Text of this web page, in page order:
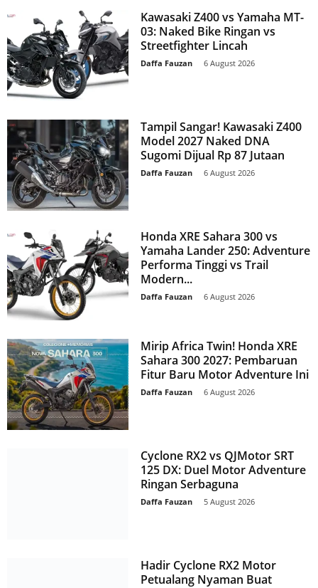
Kawasaki Z400 vs Yamaha MT-
03: Naked Bike Ringan vs
Streetfighter Lincah
Daffa Fauzan 6 August 2026
Tampil Sangar! Kawasaki Z400
Model 2027 Naked DNA
Sugomi Dijual Rp 87 Jutaan
Daffa Fauzan 6 August 2026
Honda XRE Sahara 300 vs
Yamaha Lander 250: Adventure
Performa Tinggi vs Trail
Modern...
Daffa Fauzan 6 August 2026
Mirip Africa Twin! Honda XRE
Sahara 300 2027: Pembaruan
Fitur Baru Motor Adventure Ini
Daffa Fauzan 6 August 2026
Cyclone RX2 vs QJMotor SRT
125 DX: Duel Motor Adventure
Ringan Serbaguna
Daffa Fauzan 5 August 2026
Hadir Cyclone RX2 Motor
Petualang Nyaman Buat